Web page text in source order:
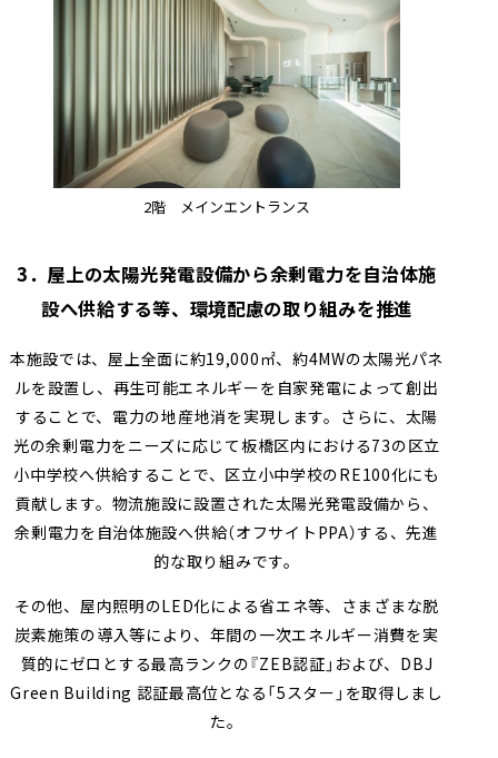
2階 メインエントランス
3．屋上の太陽光発電設備から余剰電力を自治体施
設へ供給する等、環境配慮の取り組みを推進
本施設では、屋上全面に約19,000 ㎡、約4MWの太陽光パネ
ルを設置し、再生可能エネルギーを自家発電によって創出
することで、電力の地産地消を実現します。さらに、太陽
光の余剰電力をニーズに応じて板橋区内における 73 の区立
小中学校へ供給することで、区立小中学校の RE100化にも
貢献します。物流施設に設置された太陽光発電設備から、
余剰電力を自治体施設へ供給（オフサイト PPA ）する、先進
的な取り組みです。
その他、屋内照明の LED化による省エネ等、さまざまな脱
炭素施策の導入等により、年間の一次エネルギー消費を実
質的にゼロとする最高ランクの『ZEB認証」および、
DBJ
Green Building 認証最高位となる「5 スター」を取得しまし
た。